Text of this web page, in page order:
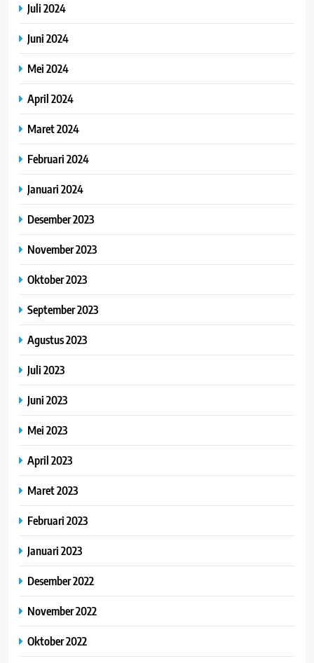
Juli 2024
Juni 2024
Mei 2024
April 2024
Maret 2024
Februari 2024
Januari 2024
Desember 2023
November 2023
Oktober 2023
September 2023
Agustus 2023
Juli 2023
Juni 2023
Mei 2023
April 2023
Maret 2023
Februari 2023
Januari 2023
Desember 2022
November 2022
Oktober 2022